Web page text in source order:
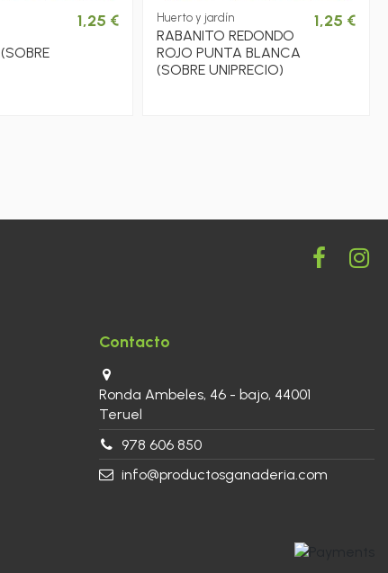
1,25 € Huerto y jardín
RABANITO REDONDO
ROJO PUNTA BLANCA
(SOBRE UNIPRECIO)
1,25 €
Contacto
Ronda Ambeles, 46 - bajo, 44001
Teruel
978 606 850
info@productosganaderia.com